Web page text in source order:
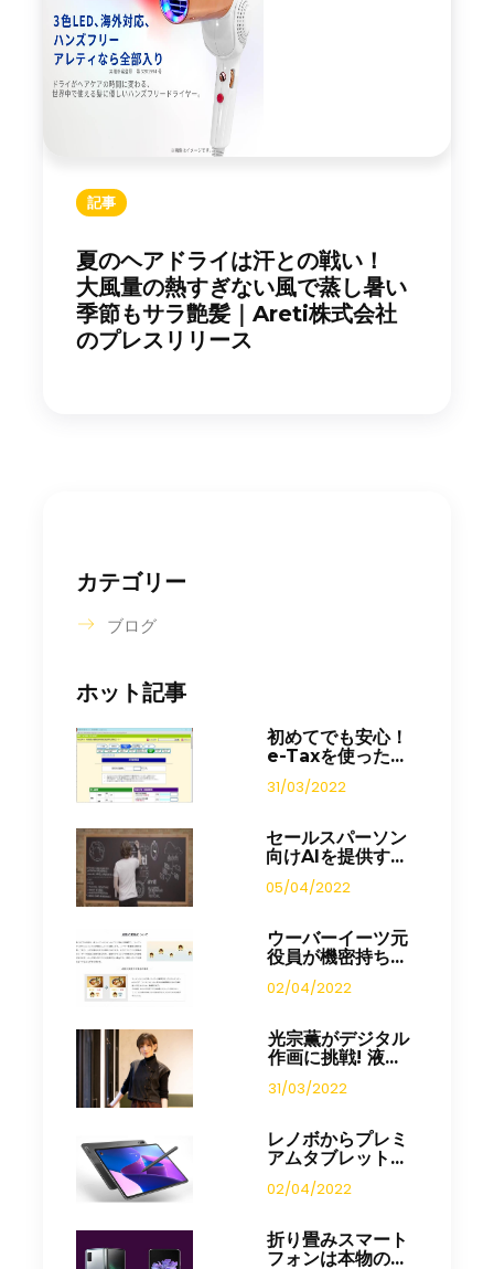
記事
夏のヘアドライは汗との戦い！
大風量の熱すぎない風で蒸し暑い
季節もサラ艶髪｜Areti株式会社
のプレスリリース
カテゴリー
ブログ
ホット記事
初めてでも安心！
e-Taxを使った...
31/03/2022
セールスパーソン
向けAIを提供す...
05/04/2022
ウーバーイーツ元
役員が機密持ち...
02/04/2022
光宗薫がデジタル
作画に挑戦! 液...
31/03/2022
レノボからプレミ
アムタブレット...
02/04/2022
折り畳みスマート
フォンは本物の...